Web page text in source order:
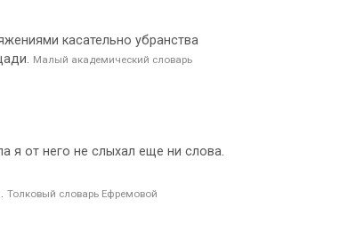
касательно убранства
Малый академический словарь
я от него не слыхал еще ни слова.
Толковый словарь Ефремовой